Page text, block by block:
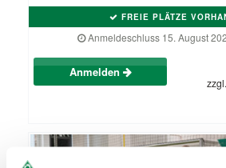
FREIE PLÄTZE
Anmeldeschluss 15. August
Anmelden